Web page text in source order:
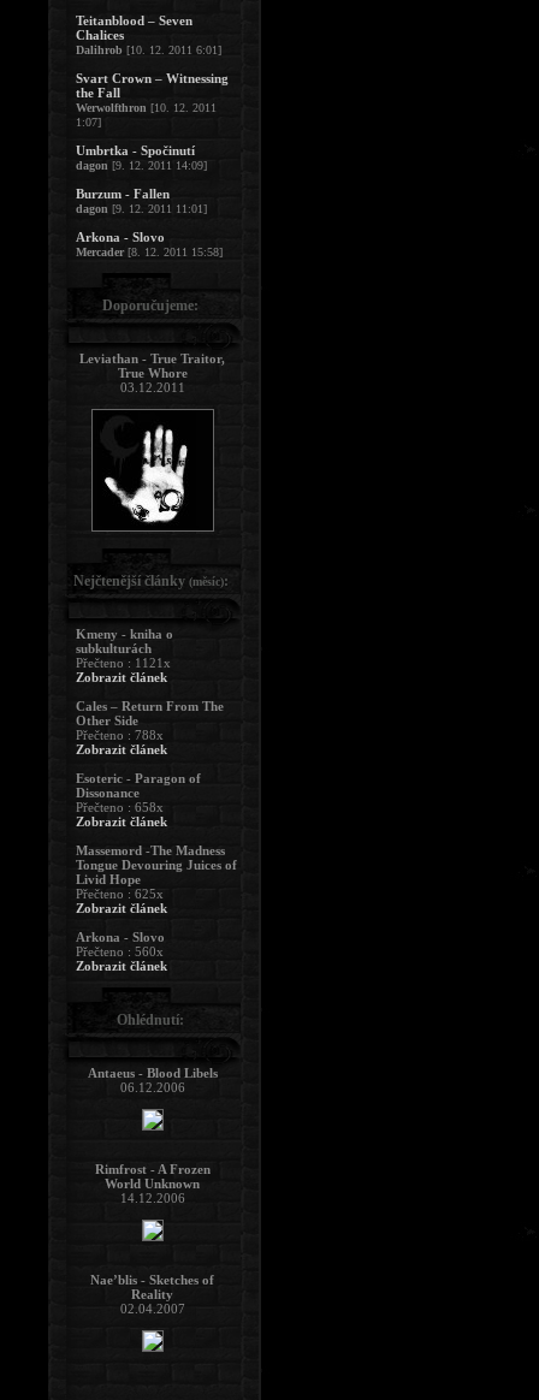
Teitanblood – Seven
Chalices
Dalihrob [10. 12. 2011 6:01]
Svart Crown – Witnessing
the Fall
Werwolfthron [10. 12. 2011
1:07]
Umbrtka - Spočinutí
dagon [9. 12. 2011 14:09]
Burzum - Fallen
dagon [9. 12. 2011 11:01]
Arkona - Slovo
Mercader[8. 12. 2011 15:58]
Doporučujeme:
Leviathan - True Traitor,
True Whore
03.12.2011
Nejčtenější články (měsíc):
Kmeny - kniha o
subkulturách
Přečteno : 1121x
Zobrazit článek
Cales – Return From The
Other Side
Přečteno : 788x
Zobrazit článek
Esoteric - Paragon of
Dissonance
Přečteno : 658x
Zobrazit článek
Massemord -The Madness
Tongue Devouring Juices of
Livid Hope
Přečteno : 625x
Zobrazit článek
Arkona - Slovo
Přečteno : 560x
Zobrazit článek
Ohlédnutí:
Antaeus - Blood Libels
06.12.2006
Rimfrost - A Frozen
World Unknown
14.12.2006
Nae’blis - Sketches of
Reality
02.04.2007